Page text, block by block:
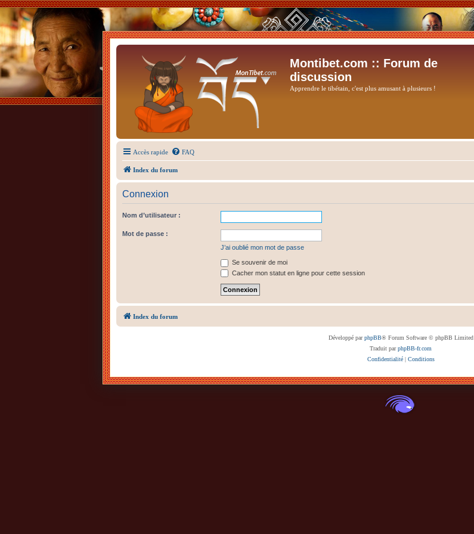
Montibet.com :: Forum de
discussion
Apprendre le tibétain, c'est plus amusant à plusieurs !
Accès rapide FAQ
Index du forum
Connexion
Nom d’utilisateur :
Mot de passe :
J’ai oublié mon mot de passe
Se souvenir de moi
Cacher mon statut en ligne pour cette session
Index du forum
Développé parphpBB® Forum Software © phpBB Limited
Traduit parphpBB-fr.com
Confidentialité| Conditions